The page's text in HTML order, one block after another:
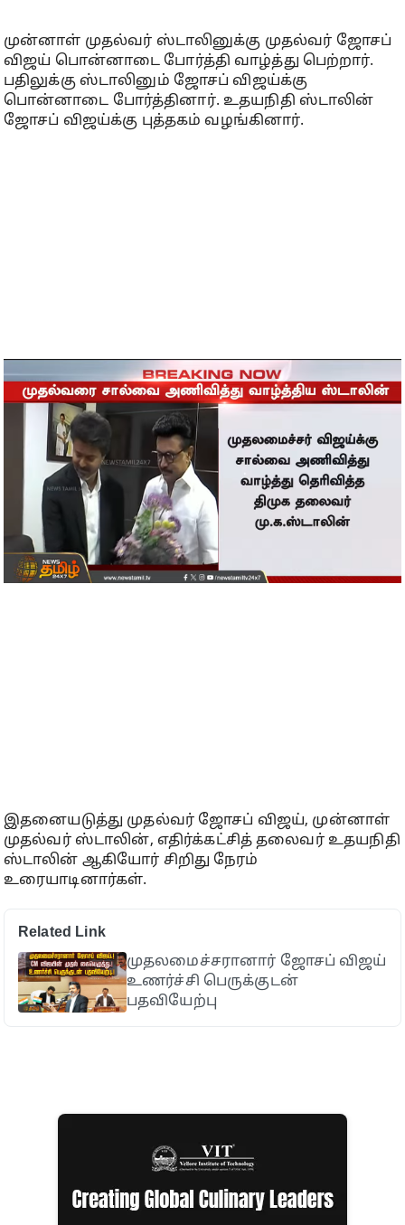
முன்னாள் முதல்வர் ஸ்டாலினுக்கு முதல்வர் ஜோசப்
விஜய் பொன்னாடை போர்த்தி வாழ்த்து பெற்றார்.
பதிலுக்கு ஸ்டாலினும் ஜோசப் விஜய்க்கு
பொன்னாடை போர்த்தினார். உதயநிதி ஸ்டாலின்
ஜோசப் விஜய்க்கு புத்தகம் வழங்கினார்.
இதனையடுத்து முதல்வர் ஜோசப் விஜய், முன்னாள்
முதல்வர் ஸ்டாலின், எதிர்க்கட்சித் தலைவர் உதயநிதி
ஸ்டாலின் ஆகியோர் சிறிது நேரம்
உரையாடினார்கள்.
Related Link
முதலமைச்சரானார் ஜோசப் விஜய்
உணர்ச்சி பெருக்குடன்
பதவியேற்பு